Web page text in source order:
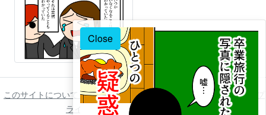
Close
このサイトについて ご利用について 著作権について 免責事項
ライバシーポリシー
お問い合わせ